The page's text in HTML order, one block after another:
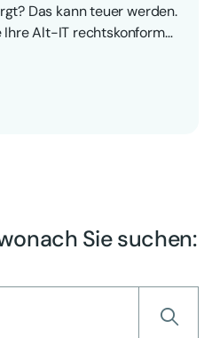
Das kann teuer werden.
Ihre Alt-IT rechtskonform…
Sie suchen: